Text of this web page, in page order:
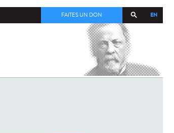
EN
FAITES UN DON
COV-2 /